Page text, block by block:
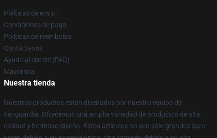
Políticas de envío
Condiciones de pago
Políticas de reembolso
Contáctenos
Ayuda al cliente (FAQ)
Mayorista
Nuestra tienda
Nuestros productos están diseñados por nuestro equipo de
vanguardia. Ofrecemos una amplia variedad de productos de alta
calidad y hermoso diseño. Estos artículos no son sólo grandes para